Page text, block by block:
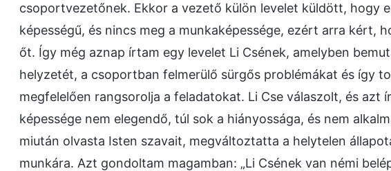
csoportvezetőnek. Ekkor a vezető külön levelet küldött, hogy
képességű, és nincs meg a munkaképessége, ezért arra kért,
őt. Így még aznap írtam egy levelet Li Csének, amelyben
helyzetét, a csoportban felmerülő sürgős problémákat és így
megfelelően rangsorolja a feladatokat. Li Cse válaszolt, és azt
képessége nem elegendő, túl sok a hiányossága, és nem
miután olvasta Isten szavait, megváltoztatta a helytelen
munkára. Azt gondoltam magamban: „Li Csének van némi